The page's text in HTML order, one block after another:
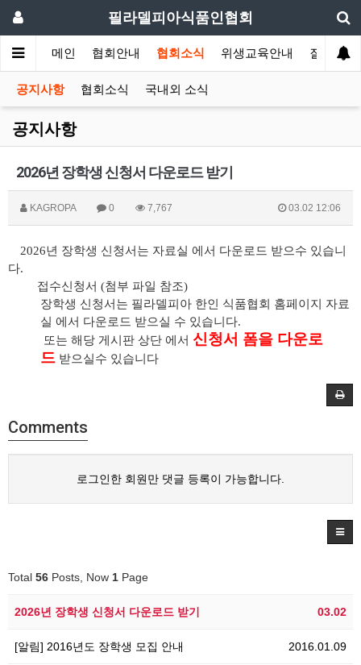
필라델피아식품인협회
메인 협회안내 협회소식 위생교육안내 질의답변
공지사항 협회소식 국내외 소식
공지사항
2026년 장학생 신청서 다운로드 받기
KAGROPA 0 7,767 03.02 12:06
2026년 장학생 신청서는 자료실 에서 다운로드 받으수 있습니
다.
접수신청서 (첨부 파일 참조)
장학생 신청서는 필라델피아 한인 식품협회 홈페이지 자료
실 에서 다운로드 받으실 수 있습니다.
또는 해당 게시판 상단 에서 신청서 폼을 다운로
드 받으실수 있습니다
Comments
로그인한 회원만 댓글 등록이 가능합니다.
Total 56 Posts, Now 1 Page
03.02
2026년 장학생 신청서 다운로드 받기
2016.01.09
[알림] 2016년도 장학생 모집 안내